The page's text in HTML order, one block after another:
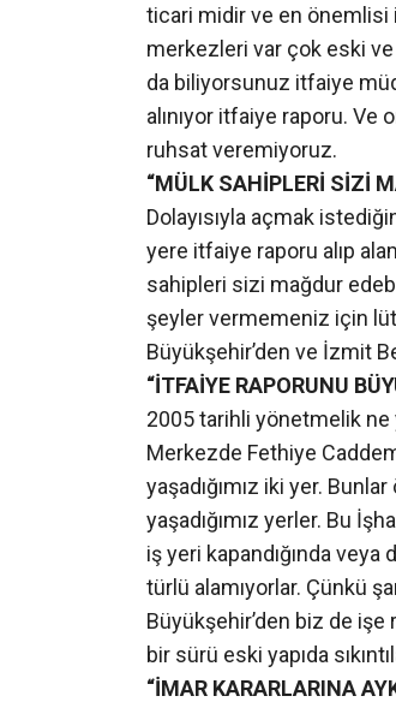
ticari midir ve en önemlisi
merkezleri var çok eski
da biliyorsunuz itfaiye
alınıyor itfaiye raporu.
ruhsat veremiyoruz.
“MÜLK SAHİPLERİ SİZİ
Dolayısıyla açmak
yere itfaiye raporu alıp
sahipleri sizi mağdur
şeyler vermemeniz için
Büyükşehir’den ve İzmit
“İTFAİYE RAPORUNU
2005 tarihli yönetmelik ne
Merkezde Fethiye
yaşadığımız iki yer.
yaşadığımız yerler. Bu
iş yeri kapandığında
türlü alamıyorlar. Çünkü
Büyükşehir’den biz de işe
bir sürü eski yapıda
“İMAR KARARLARINA